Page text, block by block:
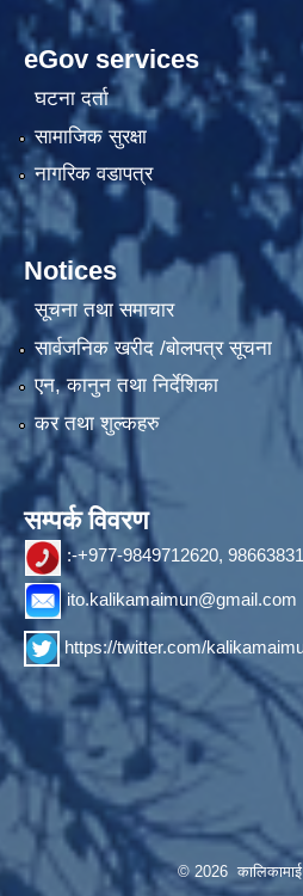
eGov services
घटना दर्ता
सामाजिक सुरक्षा
नागरिक वडापत्र
Notices
सूचना तथा समाचार
सार्वजनिक खरीद /बोलपत्र सूचना
एन, कानुन तथा निर्देशिका
कर तथा शुल्कहरु
सम्पर्क विवरण
:-+977-9849712620,
ito.kalikamaimun@gmail.com
https://twitter.com/
© 2026 कालिकामाई